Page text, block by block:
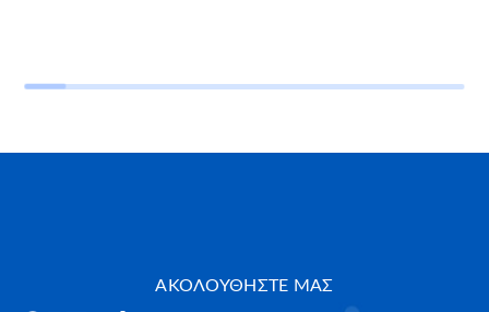
ΑΚΟΛΟΥΘΗΣΤΕ ΜΑΣ